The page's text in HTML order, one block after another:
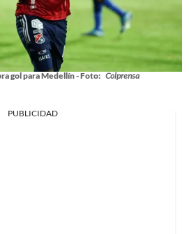
gol para Medellín - Foto: Colprensa
PUBLICIDAD